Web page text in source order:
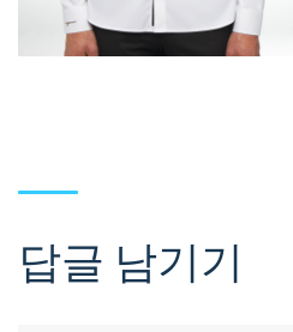
답글 남기기